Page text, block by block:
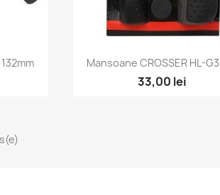
Vizualizare
Mansoane CROSSER HL-
33,00 lei